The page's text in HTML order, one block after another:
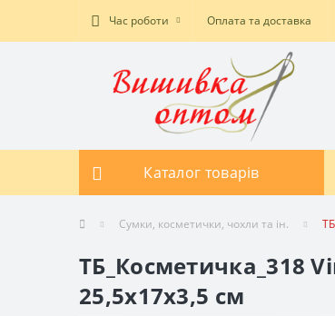
Час роботи Оплата та доставка
Каталог товарів
Сумки, косметички, чохли та ін.
ТБ_Косметичка_318
25,5x17x3,5 см